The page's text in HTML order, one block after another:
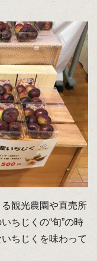
観光農園や直売所
ちじくの“旬”の時
ちじくを味わって